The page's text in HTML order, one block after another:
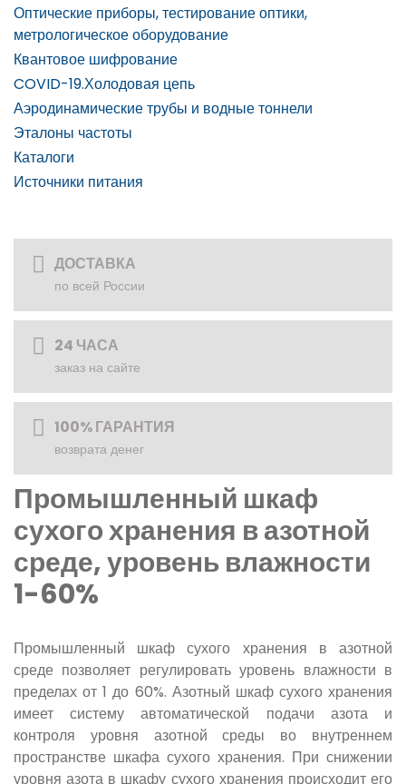
Оптические приборы, тестирование оптики,
метрологическое оборудование
Квантовое шифрование
COVID-19.Холодовая цепь
Аэродинамические трубы и водные тоннели
Эталоны частоты
Каталоги
Источники питания
ДОСТАВКА
по всей России
24 ЧАСА
заказ на сайте
100% ГАРАНТИЯ
возврата денег
Промышленный шкаф
сухого хранения в азотной
среде, уровень влажности
1-60%
Промышленный шкаф сухого хранения в азотной
среде позволяет регулировать уровень влажности в
пределах от 1 до 60%. Азотный шкаф сухого хранения
имеет систему автоматической подачи азота и
контроля уровня азотной среды во внутреннем
пространстве шкафа сухого хранения. При снижении
уровня азота в шкафу сухого хранения происходит его